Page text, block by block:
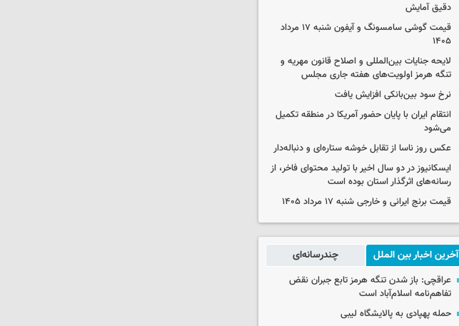
دقیق آمایش
قیمت گوشی سامسونگ و آیفون شنبه ۱۷ مرداد
۱۴۰۵
لایحه جنایات بین‌المللی و اصلاح قانون مهریه و
تنگه هرمز اولویت‌های هفته جاری مجلس
نرخ سود بین‌بانکی افزایش یافت
انتقام ایران با پایان حضور آمریکا در منطقه تکمیل
می‌شود
عکس روز ناسا از تقابل خوشه ستاره‌ای و دنباله‌دار
ایسکانیوز در دو سال اخیر با تولید محتوای فاخر، از
رسانه‌های اثرگذار استان بوده است
قیمت برنج ایرانی و خارجی شنبه ۱۷ مرداد ۱۴۰۵
آخرین اخبار بین الملل چندرسانه‌ای
عراقچی: باز شدن تنگه هرمز تابع جبران نقض
تفاهم‌نامه اسلام‌آباد است
حمله پهپادی به پالایشگاه لیبی